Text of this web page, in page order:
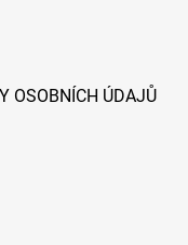
OSOBNÍCH ÚDAJŮ